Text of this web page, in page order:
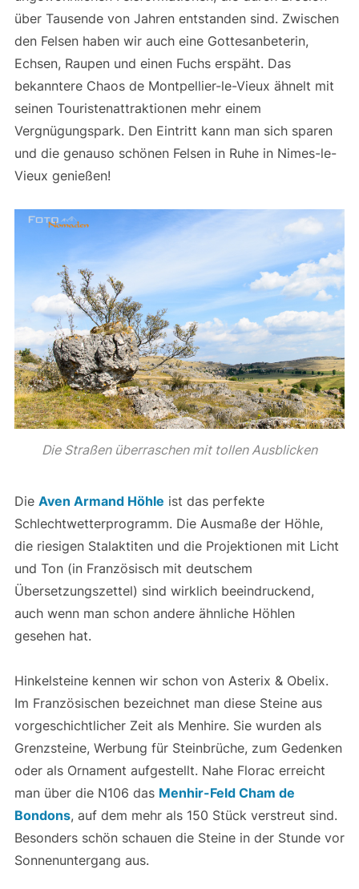
über Tausende von Jahren entstanden sind. Zwischen
den Felsen haben wir auch eine Gottesanbeterin,
Echsen, Raupen und einen Fuchs erspäht. Das
bekanntere Chaos de Montpellier-le-Vieux ähnelt mit
seinen Touristenattraktionen mehr einem
Vergnügungspark. Den Eintritt kann man sich sparen
und die genauso schönen Felsen in Ruhe in Nimes-le-
Vieux genießen!
Die Straßen überraschen mit tollen Ausblicken
Die Aven Armand Höhle ist das perfekte
Schlechtwetterprogramm. Die Ausmaße der Höhle,
die riesigen Stalaktiten und die Projektionen mit Licht
und Ton (in Französisch mit deutschem
Übersetzungszettel) sind wirklich beeindruckend,
auch wenn man schon andere ähnliche Höhlen
gesehen hat.
Hinkelsteine kennen wir schon von Asterix & Obelix.
Im Französischen bezeichnet man diese Steine aus
vorgeschichtlicher Zeit als Menhire. Sie wurden als
Grenzsteine, Werbung für Steinbrüche, zum Gedenken
oder als Ornament aufgestellt. Nahe Florac erreicht
man über die N106 das Menhir-Feld Cham de
Bondons, auf dem mehr als 150 Stück verstreut sind.
Besonders schön schauen die Steine in der Stunde vor
Sonnenuntergang aus.